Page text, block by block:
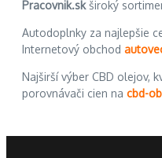
Pracovnik.skširoký
Autodoplnky za najlepšie
Internetový obchod
Najširší výber CBD olejov,
porovnávači cien na cbd-